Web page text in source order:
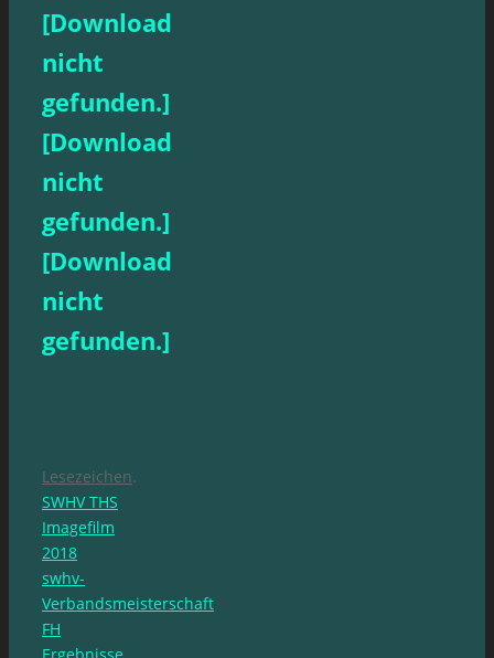
[Download
nicht
gefunden.]
[Download
nicht
gefunden.]
[Download
nicht
gefunden.]
Lesezeichen.
SWHV THS
Imagefilm
2018
swhv-
Verbandsmeisterschaft
FH